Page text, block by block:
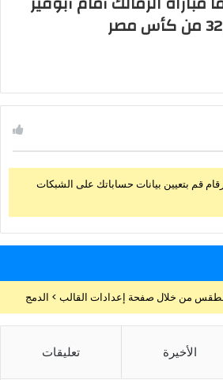
قم بتعيين بيانات حساباتك على الشبكات
الأخيرة تعليقات